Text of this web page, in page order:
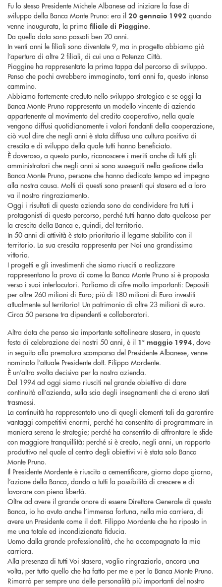
Fu lo stesso Presidente Michele Albanese ad iniziare la fase di
sviluppo della Banca Monte Pruno: era il 20 gennaio 1992 quando
venne inaugurata, la prima filiale di Piaggine.
Da quella data sono passati ben 20 anni.
In venti anni le filiali sono diventate 9, ma in progetto abbiamo già
l’apertura di altre 2 filiali, di cui una a Potenza Città.
Piaggine ha rappresentato la prima tappa del percorso di sviluppo.
Penso che pochi avrebbero immaginato, tanti anni fa, questo intenso
cammino.
Abbiamo fortemente creduto nello sviluppo strategico e se oggi la
Banca Monte Pruno rappresenta un modello vincente di azienda
appartenente al movimento del credito cooperativo, nella quale
vengono diffusi quotidianamente i valori fondanti della cooperazione,
ciò vuol dire che negli anni è stata diffusa una cultura positiva di
crescita e di sviluppo della quale tutti hanno beneficiato.
È doveroso, a questo punto, riconoscere i meriti anche di tutti gli
amministratori che negli anni si sono susseguiti nella gestione della
Banca Monte Pruno, persone che hanno dedicato tempo ed impegno
alla nostra causa. Molti di questi sono presenti qui stasera ed a loro
va il nostro ringraziamento.
Oggi i risultati di questa azienda sono da condividere fra tutti i
protagonisti di questo percorso, perché tutti hanno dato qualcosa per
la crescita della Banca e, quindi, del territorio.
In 50 anni di attività è stato prioritario il legame stabilito con il
territorio. La sua crescita rappresenta per Noi una grandissima
vittoria.
I progetti e gli investimenti che siamo riusciti a realizzare
rappresentano la prova di come la Banca Monte Pruno si è proposta
verso i suoi interlocutori. Parliamo di cifre molto importanti: Depositi
per oltre 260 milioni di Euro; più di 180 milioni di Euro investiti
attualmente sul territorio! Un patrimonio di oltre 23 milioni di euro.
Circa 50 persone tra dipendenti e collaboratori.
Altra data che penso sia importante sottolineare stasera, in questa
festa di celebrazione dei nostri 50 anni, è il 1° maggio 1994, dove
in seguito alla prematura scomparsa del Presidente Albanese, venne
nominato l’attuale Presidente dott. Filippo Mordente.
È un’altra svolta decisiva per la nostra azienda.
Dal 1994 ad oggi siamo riusciti nel grande obiettivo di dare
continuità all’azienda, sulla scia degli insegnamenti che ci erano stati
trasmessi.
La continuità ha rappresentato uno di quegli elementi tali da garantire
vantaggi competitivi enormi, perché ha consentito di programmare in
maniera serena le strategie; perché ha consentito di affrontare le sfide
con maggiore tranquillità; perché si è creato, negli anni, un rapporto
produttivo nel quale al centro degli obiettivi vi è stata solo Banca
Monte Pruno.
Il Presidente Mordente è riuscito a cementificare, giorno dopo giorno,
l’azione della Banca, dando a tutti la possibilità di crescere e di
lavorare con piena libertà.
Oltre ad avere il grande onore di essere Direttore Generale di questa
Banca, io ho avuto anche l’immensa fortuna, nella mia carriera, di
avere un Presidente come il dott. Filippo Mordente che ha riposto in
me una totale ed incondizionata fiducia.
Uomo dalla grande professionalità, che ha accompagnato la mia
carriera.
Alla presenza di tutti Voi stasera, voglio ringraziarlo, ancora una
volta, per tutto quello che ha fatto per me e per la Banca Monte Pruno.
Rimarrà per sempre una delle personalità più importanti del nostro